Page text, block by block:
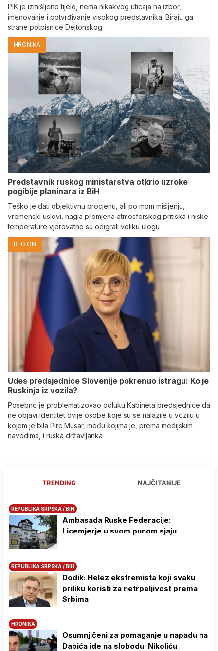
PIK je izmišljeno tijelo, nema nikakvog uticaja na izbor,
imenovanje i potvrđivanje visokog predstavnika. Biraju ga
strane potpisnice Dejtonskog…
HRONIKA
Predstavnik ruskog ministarstva otkrio uzroke
pogibije planinara iz BiH
Teško je dati objektivnu procjenu, ali po mom mišljenju,
vremenski uslovi, nagla promjena atmosferskog pritiska i niske
temperature vjerovatno su odigrali veliku ulogu
REGION
Udes predsjednice Slovenije pokrenuo istragu: Ko je
Ruskinja iz vozila?
Posebno je problematizovao odluku Kabineta predsjednice da
ne objavi identitet dvije osobe koje su se nalazile u vozilu u
kojem je bila Pirc Musar, među kojima je, prema medijskim
navodima, i ruska državljanka
TRENDING NAJČITANIJE
REPUBLIKA SRPSKA / BIH
Ambasada Ruske Federacije:
Licemjerje u svom punom sjaju
REPUBLIKA SRPSKA / BIH
Dodik: Helez ekstremista koji svaku
priliku koristi za netrpeljivost prema
Srbima
HRONIKA
Osumnjičeni za pomaganje u napadu na
Dabića ide na slobodu: Nikoliću